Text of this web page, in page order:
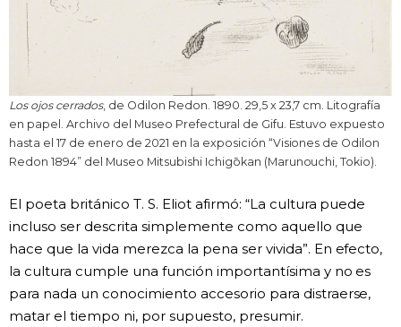
Los ojos cerrados, de Odilon Redon. 1890. 29,5 x 23,7 cm. Litografía
en papel. Archivo del Museo Prefectural de Gifu. Estuvo expuesto
hasta el 17 de enero de 2021 en la exposición “Visiones de Odilon
Redon 1894” del Museo Mitsubishi Ichigōkan (Marunouchi, Tokio).
El poeta británico T. S. Eliot afirmó: “La cultura puede
incluso ser descrita simplemente como aquello que
hace que la vida merezca la pena ser vivida”. En efecto,
la cultura cumple una función importantísima y no es
para nada un conocimiento accesorio para distraerse,
matar el tiempo ni, por supuesto, presumir.